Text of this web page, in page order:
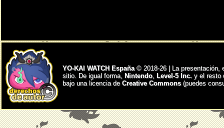
YO-KAI WATCH España © 2018-26 | La presentación,
sitio. De igual forma, Nintendo, Level-5 Inc. y el resto
bajo una licencia de Creative Commons(puedes